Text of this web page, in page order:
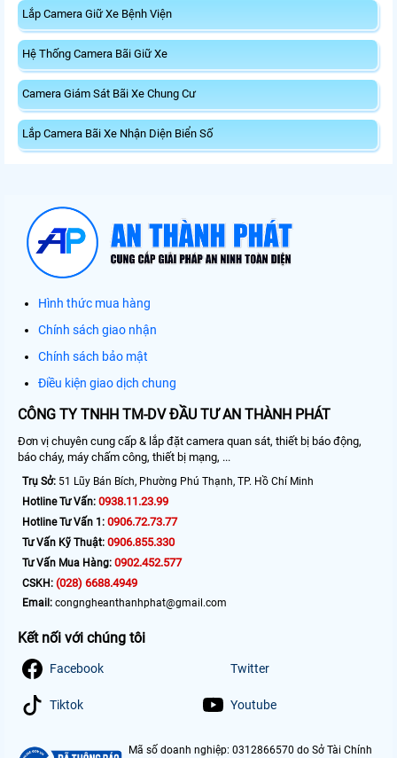
Lắp Camera Giữ Xe Bệnh Viện
Hệ Thống Camera Bãi Giữ Xe
Camera Giám Sát Bãi Xe Chung Cư
Lắp Camera Bãi Xe Nhận Diện Biển Số
Hình thức mua hàng
Chính sách giao nhận
Chính sách bảo mật
Điều kiện giao dịch chung
CÔNG TY TNHH TM-DV ĐẦU TƯ AN THÀNH PHÁT
Đơn vị chuyên cung cấp & lắp đặt camera quan sát, thiết bị báo động,
báo cháy, máy chấm công, thiết bị mạng, ...
Trụ Sở: 51 Lũy Bán Bích, Phường Phú Thạnh, TP. Hồ Chí Minh
Hotline Tư Vấn: 0938.11.23.99
Hotline Tư Vấn 1: 0906.72.73.77
Tư Vấn Kỹ Thuật: 0906.855.330
Tư Vấn Mua Hàng: 0902.452.577
CSKH: (028) 6688.4949
Email: congngheanthanhphat@gmail.com
Kết nối với chúng tôi
Facebook Twitter
Tiktok Youtube
Mã số doanh nghiệp: 0312866570 do Sở Tài Chính